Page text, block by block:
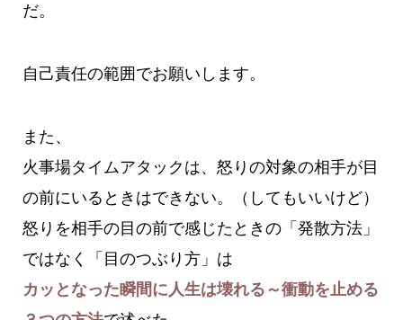
だ。
自己責任の範囲でお願いします。
また、
火事場タイムアタックは、怒りの対象の相手が目
の前にいるときはできない。（してもいいけど）
怒りを相手の目の前で感じたときの「発散方法」
ではなく「目のつぶり方」は
カッとなった瞬間に人生は壊れる～衝動を止める